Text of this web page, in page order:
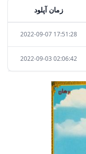
زمان آپلود
2022-09-07 17:51:28
2022-09-03 02:06:42